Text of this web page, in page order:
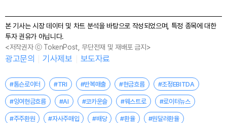
본 기사는 시장 데이터 및 차트 분석을 바탕으로 작성되었으며, 특정 종목에 대한
투자 권유가 아닙니다.
<저작권자 ⓒ TokenPost, 무단전재 및 재배포 금지>
광고문의 기사제보 보도자료
#톰슨로이터 #TRI #반복매출 #현금흐름 #조정EBITDA
#잉여현금흐름 #AI #코카운슬 #웨스트로 #로이터뉴스
#주주환원 #자사주매입 #배당 #환율 #원달러환율